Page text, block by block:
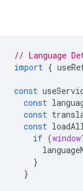
// Language
import {
const
const
const
const
if (window
}
}